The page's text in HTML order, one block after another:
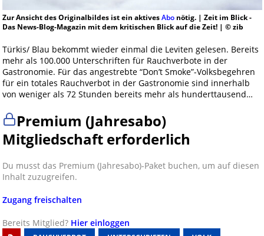
Zur Ansicht des Originalbildes ist ein aktivesAbonötig. | Zeit im Blick -
Das News-Blog-Magazin mit dem kritischen Blick auf die Zeit! | © zib
Türkis/ Blau bekommt wieder einmal die Leviten gelesen. Bereits
mehr als 100.000 Unterschriften für Rauchverbote in der
Gastronomie. Für das angestrebte “Don’t Smoke”-Volksbegehren
für ein totales Rauchverbot in der Gastronomie sind innerhalb
von weniger als 72 Stunden bereits mehr als hunderttausend…
Premium (Jahresabo)
Mitgliedschaft erforderlich
Du musst das Premium (Jahresabo)-Paket buchen, um auf diesen
Inhalt zuzugreifen.
Zugang freischalten
Bereits Mitglied? Hier einloggen